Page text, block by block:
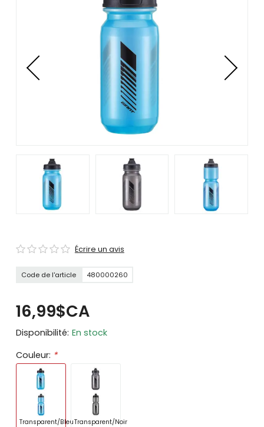
gestes
Écrire un avis
Code de l'article 480000260
16,99$CA
Disponibilité: En stock
Couleur: *
Transparent/BleuTransparent/Noir